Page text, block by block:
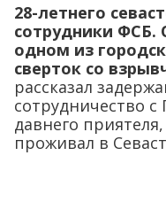
28-летнего
сотрудники ФСБ.
одном из
сверток со
рассказал
сотрудничество с
давнего
проживал в